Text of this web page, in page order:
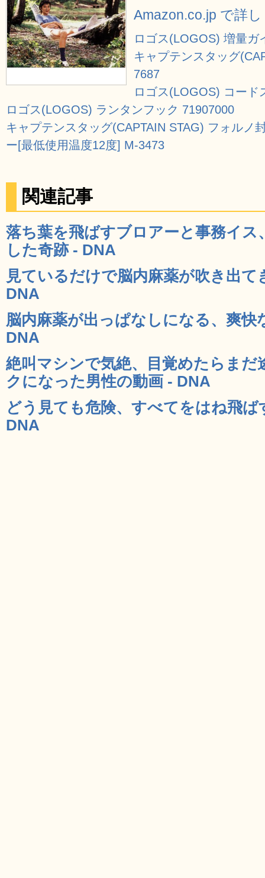
Amazon.co.jp で詳
ロゴス(LOGOS) 増量ガ
キャプテンスタッグ
7687
ロゴス(LOGOS) コード
ロゴス(LOGOS) ランタンフック 71907000
キャプテンスタッグ(CAPTAIN STAG) フォルノ
ー[最低使用温度12度] M-3473
関連記事
落ち葉を飛ばすブロアーと事務イス
した奇跡 - DNA
見ているだけで脳内麻薬が吹き出
DNA
脳内麻薬が出っぱなしになる、爽快
DNA
絶叫マシンで気絶、目覚めたらまだ
クになった男性の動画 - DNA
どう見ても危険、すべてをはね飛ば
DNA